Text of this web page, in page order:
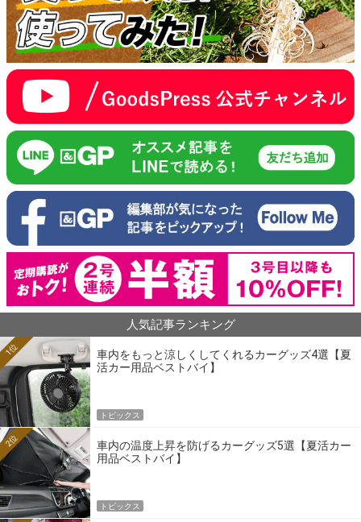
人気記事ランキング
車内をもっと涼しくしてくれるカーグッズ4選【夏
活カー用品ベストバイ】
1位
トピックス
車内の温度上昇を防げるカーグッズ5選【夏活カー
用品ベストバイ】
2位
トピックス